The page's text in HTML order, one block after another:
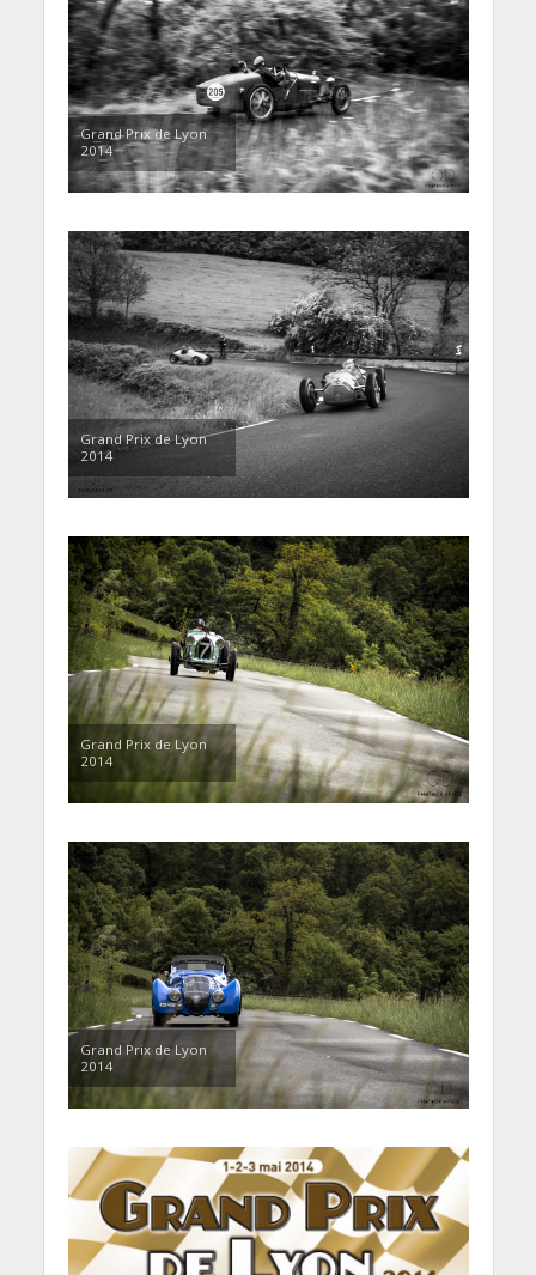
Grand Prix de Lyon
2014
Grand Prix de Lyon
2014
Grand Prix de Lyon
2014
Grand Prix de Lyon
2014